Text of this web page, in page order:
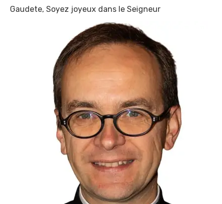
Gaudete, Soyez joyeux dans le Seigneur